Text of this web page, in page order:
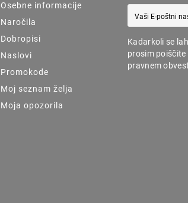
Osebne informacije
Naročila
Dobropisi
Naslovi
Promokode
Moj seznam želja
Moja opozorila
Kadarkoli se
prosim
pravnem